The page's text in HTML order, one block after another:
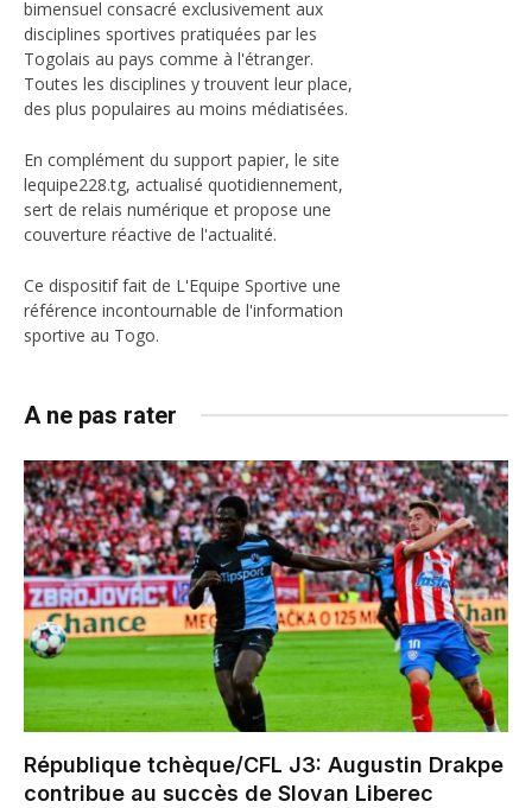
bimensuel consacré exclusivement aux
disciplines sportives pratiquées par les
Togolais au pays comme à l'étranger.
Toutes les disciplines y trouvent leur place,
des plus populaires au moins médiatisées.
En complément du support papier, le site
lequipe228.tg, actualisé quotidiennement,
sert de relais numérique et propose une
couverture réactive de l'actualité.
Ce dispositif fait de L'Equipe Sportive une
référence incontournable de l'information
sportive au Togo.
A ne pas rater
République tchèque/CFL J3: Augustin Drakpe
contribue au succès de Slovan Liberec